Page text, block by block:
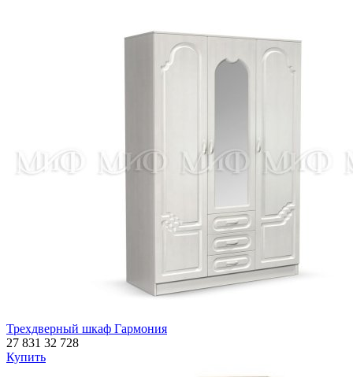
Трехдверный шкаф Гармония
27 831 32 728
Купить